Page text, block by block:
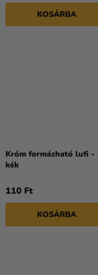
KOSÁRBA
Króm formázható lufi -
kék
110 Ft
KOSÁRBA